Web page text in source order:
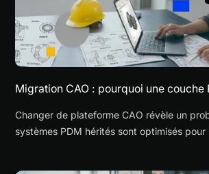
Migration CAO : pourquoi une couche
Changer de plateforme CAO révèle un
systèmes PDM hérités sont optimisés pour